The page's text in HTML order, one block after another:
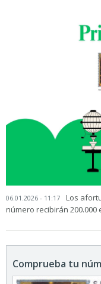
06.01.2026 - 11:17
Los
número recibirán
Comprueba tu